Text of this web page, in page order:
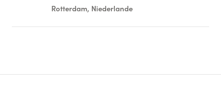
Rotterdam, Niederlande